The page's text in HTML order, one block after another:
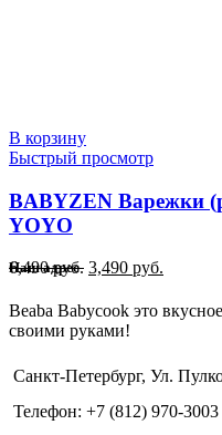
В корзину
Быстрый просмотр
BABYZEN Варежки
YOYO
6,490руб. Первоначальная
составляла
6,490 руб..
3,490 руб.
3,490
Наш адрес
Beaba Babycook это
своими руками!
Санкт-Петербург, Ул.
Телефон: +7 (812) 970-3003